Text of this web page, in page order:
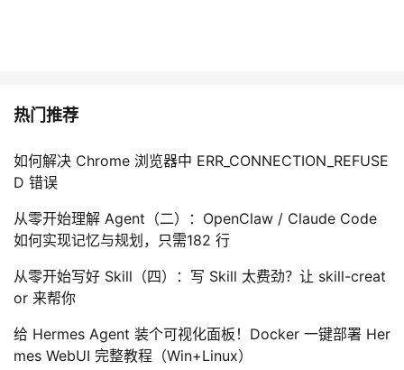
热门推荐
如何解决 Chrome 浏览器中 ERR_CONNECTION_REFUSE
D 错误
从零开始理解 Agent（二）：OpenClaw / Claude Code
如何实现记忆与规划，只需182 行
从零开始写好 Skill（四）：写 Skill 太费劲？让 skill-creat
or 来帮你
给 Hermes Agent 装个可视化面板！Docker 一键部署 Her
mes WebUI 完整教程（Win+Linux）